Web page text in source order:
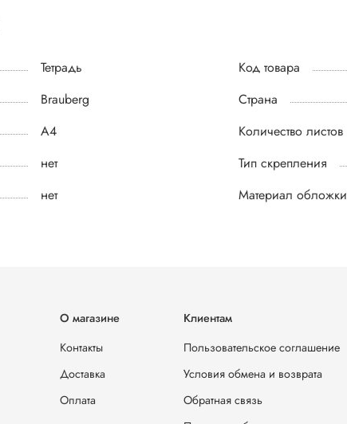
Тетрадь Код товара
Brauberg Страна
А4 Количество листов
нет Тип скрепления
нет Материал обложки
О магазине
Контакты
Доставка
Оплата
Клиентам
Пользовательское соглашение
Условия обмена и возврата
Обратная связь